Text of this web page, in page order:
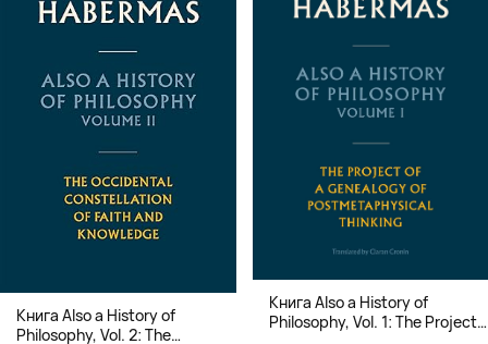
Книга Also a History of
Philosophy, Vol. 2: The
Книга Also a History of
Philosophy, Vol. 1: The Project